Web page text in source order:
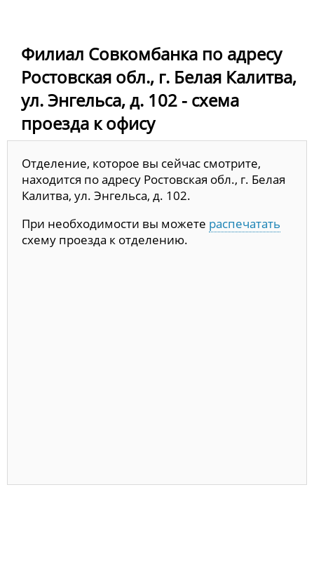
Филиал Совкомбанка по адресу
Ростовская обл., г. Белая Калитва,
ул. Энгельса, д. 102 - схема
проезда к офису
Отделение, которое вы сейчас смотрите,
находится по адресу Ростовская обл., г. Белая
Калитва, ул. Энгельса, д. 102.
При необходимости вы можете распечатать
схему проезда к отделению.